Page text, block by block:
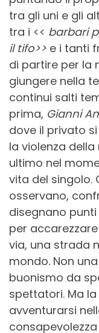
tra gli uni e gli
tra i << barbari
il tifo>> e i tanti
di partire per la
giungere nella
continui salti
prima, Gianni
dove il privato
la violenza
ultimo nel
vita del singolo.
osservano,
disegnano
per
via, una strada
mondo. Non
buonismo da
spettatori. Ma
avventurarsi